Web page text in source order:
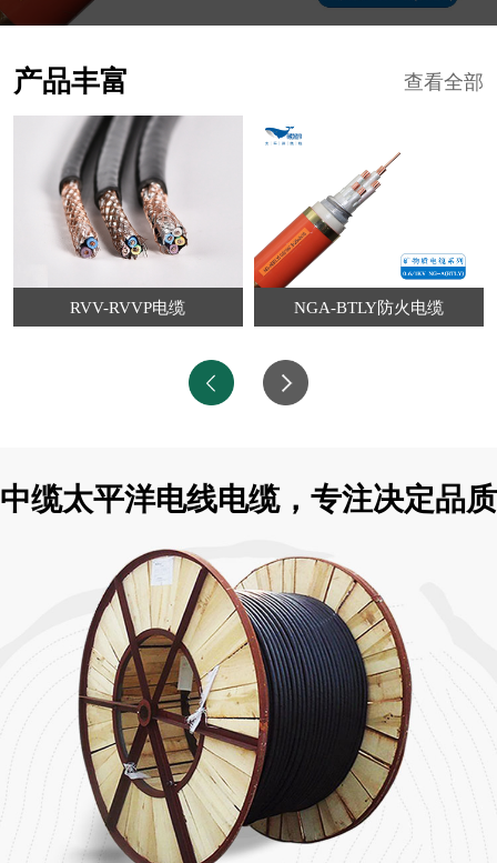
查看全部
产品丰富
RVV-RVVP电缆 NGA-BTLY防火电缆
中缆太平洋电线电缆，专注决定品质